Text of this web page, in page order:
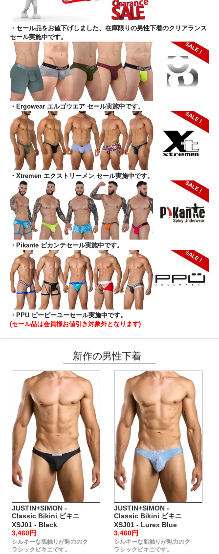
・セール品をお値下げしました、在庫限りの男性下着のクリアランス
セール実施中です。
・Ergowear エルゴウエア セール実施中です。
・Xtremen エクストリーメン セール実施中です。
・Pikante ピカンテセール実施中です。
・PPU ピーピーユーセール実施中です。
(セール品は会員様お値引き対象外となります)
新作の男性下着
JUSTIN+SIMON -
Classic Bikini ビキニ
XSJ01 - Black
3,460円
シルキーな肌触りが魅力のク
ラシックビキニです。
JUSTIN+SIMON -
Classic Bikini ビキニ
XSJ01 - Lurex Blue
3,460円
シルキーな肌触りが魅力のク
ラシックビキニです。